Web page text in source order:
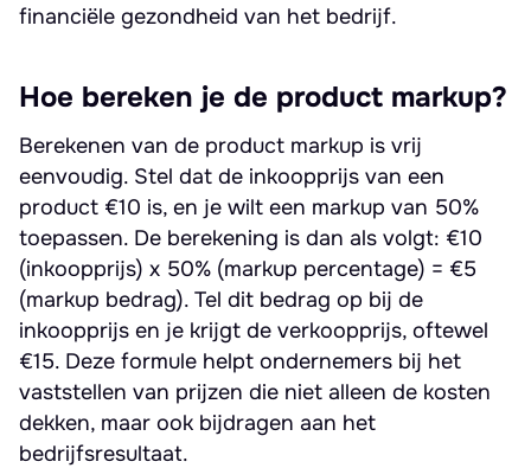
financiële gezondheid van het bedrijf.
Hoe bereken je de product markup?
Berekenen van de product markup is vrij
eenvoudig. Stel dat de inkoopprijs van een
product €10 is, en je wilt een markup van 50%
toepassen. De berekening is dan als volgt: €10
(inkoopprijs) x 50% (markup percentage) = €5
(markup bedrag). Tel dit bedrag op bij de
inkoopprijs en je krijgt de verkoopprijs, oftewel
€15. Deze formule helpt ondernemers bij het
vaststellen van prijzen die niet alleen de kosten
dekken, maar ook bijdragen aan het
bedrijfsresultaat.